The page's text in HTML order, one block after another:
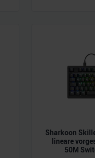
Sharkoon
lineare
50M